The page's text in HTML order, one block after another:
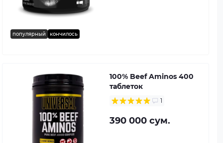
популярный кончилось
100% Beef Aminos 400
таблеток
1
390 000 сум.